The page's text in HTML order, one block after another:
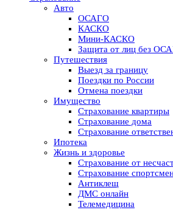
Авто
ОСАГО
КАСКО
Мини-КАСКО
Защита от лиц без
Путешествия
Выезд за границу
Поездки по России
Отмена поездки
Имущество
Страхование квартиры
Страхование дома
Страхование
Ипотека
Жизнь и здоровье
Страхование от
Страхование
Антиклещ
ДМС онлайн
Телемедицина